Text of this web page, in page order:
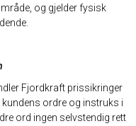
og gjelder fysisk
Fjordkraft prissikringer
ordre og instruks i
ord ingen selvstendig rett